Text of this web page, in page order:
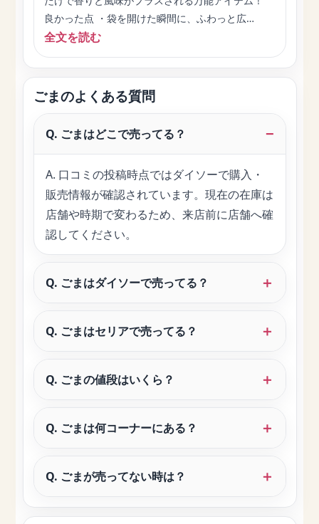
良かった点 ・袋を開けた瞬間に、ふわっと広…
全文を読む
ごまのよくある質問
Q. ごまはどこで売ってる？
A. 口コミの投稿時点ではダイソーで購入・
販売情報が確認されています。現在の在庫は
店舗や時期で変わるため、来店前に店舗へ確
認してください。
Q. ごまはダイソーで売ってる？
Q. ごまはセリアで売ってる？
Q. ごまの値段はいくら？
Q. ごまは何コーナーにある？
Q. ごまが売ってない時は？